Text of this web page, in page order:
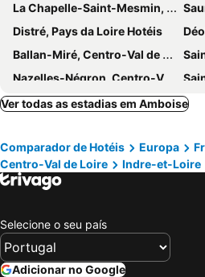
La Chapelle-Saint-Mesmin, Centro-Val de Loire Hotéis
Distré, Pays da Loire Hotéis
Ballan-Miré, Centro-Val de Loire Hotéis
Saint-
Nazelles-Négron, Centro-Val de Loire Hotéis
Saint-Gervais-la-Forêt, Centro-Val de Loire Hotéis
Arnage, Pays da Loire Hotéis
La Ville-aux-Dames, Centro-Val de Loire Hotéis
Cheverny, Centro-Val de Loire Hotéis
Tours, Centro-Val de Loire Hotéis
Blois, Centro-Val de Loire Hotéis
Chartres, Centro-Val de Loire Hotéis
Ver todas as estadias em Amboise
Comparador de Hotéis Europa
Centro-Val de Loire
Indre-et-Loire
Selecione o seu país
Adicionar no Google